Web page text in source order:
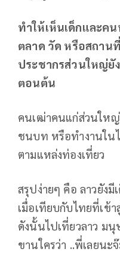
ทำให้เห็นเด็กและค
ตลาด วัด หรือสถาน
ประชากรส่วนใหญ่ยั
ตอนต้น
คนเฒ่าคนแก่ส่วนให
ชนบท หรือทำงานใน
ตามแหล่งท่องเที่ยว
สรุปง่ายๆ คือ ลาวยังมี
เมื่อเทียบกับไทยที่เข้
ดังนั้นไปเที่ยวลาว มนุ
ขานใครว่า ..พี่เลยนะ